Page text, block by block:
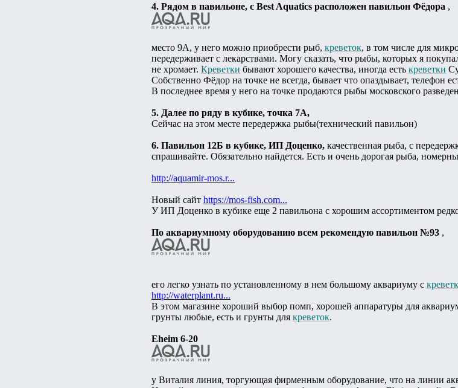
4. Рядом в павильоне, с Best Aquatics расположен павильон Фёдора ,
место 9А, у него можно приобрести рыб, креветок, в том числе для
передерживает с лекарствами. Могу сказать, что рыбы, которых я
не хромает. Креветки бывают хорошего качества, иногда есть креветки
Собственно Фёдор на точке не всегда, бывает что опаздывает, телефон
В последнее время у него на точке продаются рыбы московского
5. Далее по ряду в кубике, точка 7А,
Сейчас на этом месте передержка рыбы(технический павильон)
6. Павильон 12Б в кубике, ИП Доценко, качественная рыба, с
спрашивайте. Обязательно найдется. Есть и очень дорогая рыба,
http://aquamir-mos.r...
Новый сайт https://mos-fish.com...
У ИП Доценко в кубике еще 2 павильона с хорошим ассортиментом
По аквариумному оборудованию всем рекомендую павильон №93 ,
его легко узнать по установленному в нем большому аквариуму с
http://waterplant.ru...
В этом магазине хороший выбор помп, хорошей аппаратуры для
грунты любые, есть и грунты для креветок.
Eheim 6-20
у Виталия линия, торгующая фирменным оборудование, что на линии